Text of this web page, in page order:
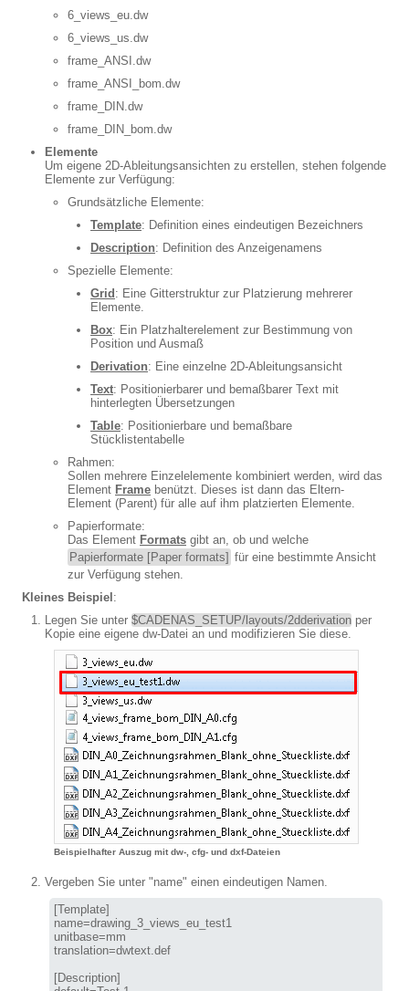
6_views_eu.dw
6_views_us.dw
frame_ANSI.dw
frame_ANSI_bom.dw
frame_DIN.dw
frame_DIN_bom.dw
Elemente
Um eigene 2D-Ableitungsansichten zu erstellen, stehen folgende
Elemente zur Verfügung:
Grundsätzliche Elemente:
Template: Definition eines eindeutigen Bezeichners
Description: Definition des Anzeigenamens
Spezielle Elemente:
Grid : Eine Gitterstruktur zur Platzierung mehrerer
Elemente.
Box: Ein Platzhalterelement zur Bestimmung von
Position und Ausmaß
Derivation: Eine einzelne 2D-Ableitungsansicht
Text: Positionierbarer und bemaßbarer Text mit
hinterlegten Übersetzungen
Table: Positionierbare und bemaßbare
Stücklistentabelle
Rahmen:
Sollen mehrere Einzelelemente kombiniert werden, wird das
Element Frame benützt. Dieses ist dann das Eltern-
Element (Parent) für alle auf ihm platzierten Elemente.
Papierformate:
Das Element Formats gibt an, ob und welche
Papierformate [Paper formats] für eine bestimmte Ansicht
zur Verfügung stehen.
Kleines Beispiel :
Legen Sie unter $CADENAS_SETUP/layouts/2dderivation per
Kopie eine eigene dw-Datei an und modifizieren Sie diese.
Beispielhafter Auszug mit dw-, cfg- und dxf-Dateien
Vergeben Sie unter "name" einen eindeutigen Namen.
[Template]
name=drawing_3_views_eu_test1
unitbase=mm
translation=dwtext.def
[Description]